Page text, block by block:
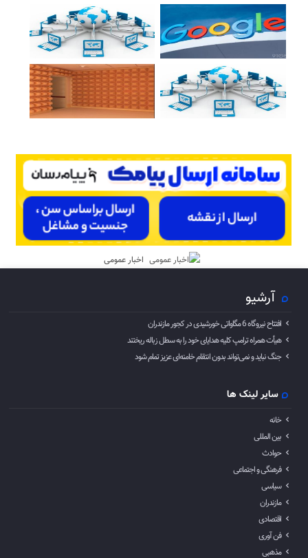
اخبار عمومی
آرشیو
افتتاح نیروگاه 6 مگاواتی خورشیدی در کجور مازندران
هیأت همراه ترامپ کلیه هدایای خود را به سطل زباله ریختند
جنگ نباید و نمی‌تواند بدون انتقام خامنه‌ای عزیز تمام شود
سایر لینک ها
خانه
بین المللی
حوادث
فرهنگی و اجتماعی
سیاسی
مازندران
اقتصادی
فن آوری
مذهبی